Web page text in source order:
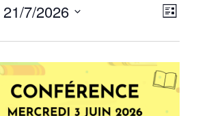
par
Liste
21/7/2026